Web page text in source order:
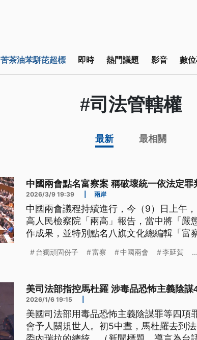
苦茶油苯駢芘超標 即時 熱門議題 影音 數
#司法管轄權
最新 最相關
中國兩會點名富察案 稱破壞統一依法定罪
2026/3/9 19:39 兩岸
中國兩會議程持續進行，今（9）日上午
高人民檢察院「兩高」報告，當中將「
作成果，並特別點名八旗文化總編輯「富
為了壓制言論和出版自由，凸顯中共專制
台獨頑固份子 富察 中國兩會 李延賀 ...
美司法部指控馬杜羅 涉毒品恐怖主義陰謀
2026/1/6 19:15
美國司法部用毒品恐怖主義陰謀罪等四項
會予人關規世人。初5中晝，馬杜羅去到